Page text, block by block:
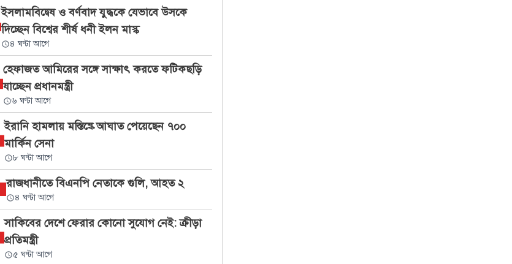
ইসলামবিদ্বেষ ও বর্ণবাদ যুদ্ধকে যেভাবে উসকে
দিচ্ছেন বিশ্বের শীর্ষ ধনী ইলন মাস্ক
৪ ঘণ্টা আগে
হেফাজত আমিরের সঙ্গে সাক্ষাৎ করতে ফটিকছড়ি
যাচ্ছেন প্রধানমন্ত্রী
৬ ঘণ্টা আগে
ইরানি হামলায় মস্তিষ্কে আঘাত পেয়েছেন ৭০০
মার্কিন সেনা
৮ ঘণ্টা আগে
রাজধানীতে বিএনপি নেতাকে গুলি, আহত ২
৪ ঘণ্টা আগে
সাকিবের দেশে ফেরার কোনো সুযোগ নেই: ক্রীড়া
প্রতিমন্ত্রী
৫ ঘণ্টা আগে